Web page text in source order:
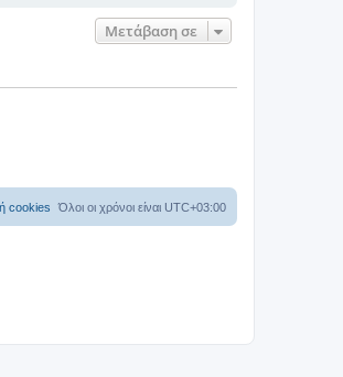
Μετάβαση σε
Όλοι οι χρόνοι είναι UTC+03:00
cookies